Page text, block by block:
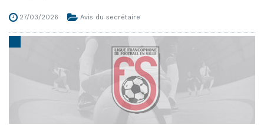
27/03/2026 Avis du secrétaire